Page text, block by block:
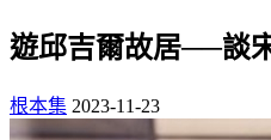
遊邱吉爾故居──談
根本集 2023-11-23